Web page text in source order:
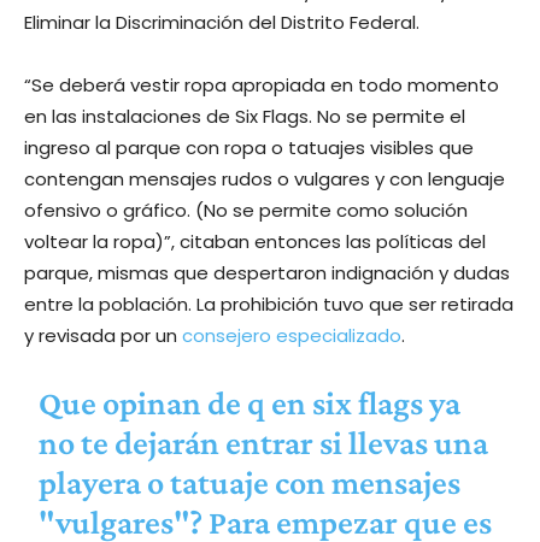
Eliminar la Discriminación del Distrito Federal.
“Se deberá vestir ropa apropiada en todo momento
en las instalaciones de Six Flags. No se permite el
ingreso al parque con ropa o tatuajes visibles que
contengan mensajes rudos o vulgares y con lenguaje
ofensivo o gráfico. (No se permite como solución
voltear la ropa)”, citaban entonces las políticas del
parque, mismas que despertaron indignación y dudas
entre la población. La prohibición tuvo que ser retirada
y revisada por un consejero especializado.
Que opinan de q en six flags ya
no te dejarán entrar si llevas una
playera o tatuaje con mensajes
"vulgares"? Para empezar que es